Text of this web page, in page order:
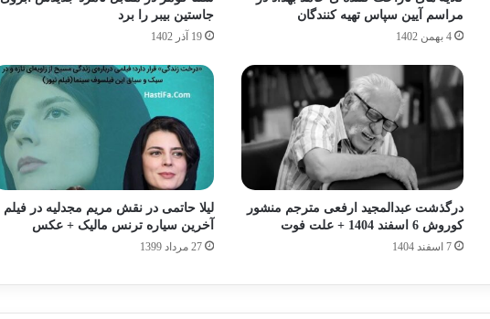
مراسم آیین سپاس تهیه‌ کنندگان
4 بهمن 1402
جاستین بیبر را برد
19 آذر 1402
درگذشت عبدالمجید ارفعی مترجم منشور
کوروش 6 اسفند 1404 + علت فوت
7 اسفند 1404
لیلا حاتمی در نقش مریم مجدلیه در فیلم
آخرین سیاره ترنس مالیک + عکس
27 مرداد 1399